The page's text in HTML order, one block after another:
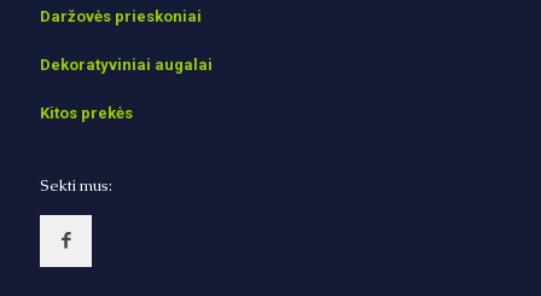
Daržovės prieskoniai
Dekoratyviniai augalai
Kitos prekės
Sekti mus: